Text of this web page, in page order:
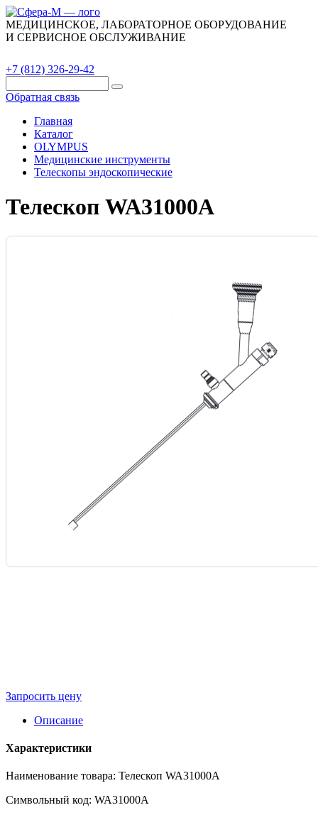
МЕДИЦИНСКОЕ, ЛАБОРАТОРНОЕ ОБОРУДОВАНИЕ
И СЕРВИСНОЕ ОБСЛУЖИВАНИЕ
+7 (812) 326-29-42
Обратная связь
Главная
Каталог
OLYMPUS
Медицинские инструменты
Телескопы эндоскопические
Телескоп WA31000A
Запросить цену
Описание
Характеристики
Наименование товара: Телескоп WA31000A
Символьный код: WA31000A